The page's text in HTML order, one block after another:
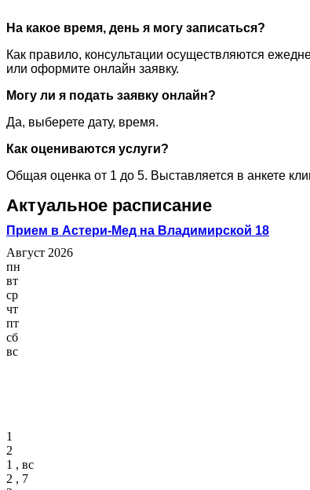
На какое время, день я могу записаться?
Как правило, консультации осуществляются
или оформите онлайн заявку.
Могу ли я подать заявку онлайн?
Да, выберете дату, время.
Как оцениваются услуги?
Общая оценка от 1 до 5. Выставляется в анкете
Актуальное расписание
Прием в Астери-Мед на Владимирской 18
Август 2026
пн
вт
ср
чт
пт
сб
вс
1
2
1 , вс
2 , 7